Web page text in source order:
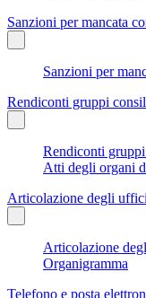
Sanzioni per mancata
Sanzioni per
Rendiconti gruppi
Rendiconti
Atti degli organi
Articolazione degli uffici
Articolazione
Organigramma
Telefono e posta